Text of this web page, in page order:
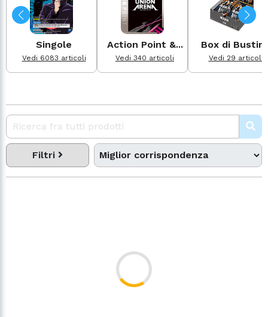
Singole
Vedi 6083 articoli
Action Point &...
Vedi 340 articoli
Box di
Vedi 29 articoli
Filtri